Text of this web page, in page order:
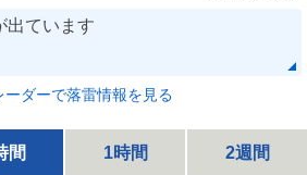
出ています
ーダーで落雷情報を見る
間 1時間 2週間